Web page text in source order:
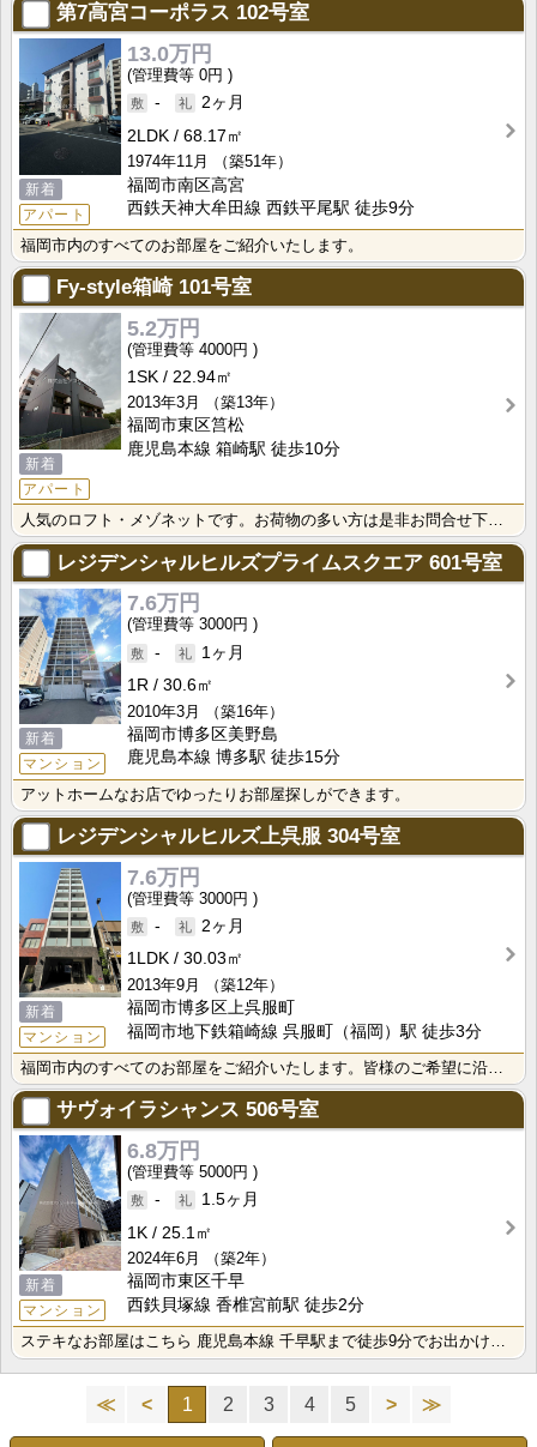
第7高宮コーポラス 102号室
新着
アパート
13.0万円
0円
-
2ヶ月
2LDK
68.17㎡
1974年11月
（築51年）
福岡市南区高宮
西鉄天神大牟田線 西鉄平尾駅 徒歩9分
福岡市内のすべてのお部屋をご紹介いたします。
Fy-style箱崎101号室
新着
アパート
5.2万円
4000円
1SK
22.94㎡
2013年3月
（築13年）
福岡市東区筥松
鹿児島本線 箱崎駅 徒歩10分
レジデンシャルヒルズプライムスクエア 601号室
新着
マンション
7.6万円
3000円
-
1ヶ月
1R
30.6㎡
2010年3月
（築16年）
福岡市博多区美野島
鹿児島本線 博多駅 徒歩15分
アットホームなお店でゆったりお部屋探しができます。
レジデンシャルヒルズ上呉服 304号室
新着
マンション
7.6万円
3000円
-
2ヶ月
1LDK
30.03㎡
2013年9月
（築12年）
福岡市博多区上呉服町
福岡市地下鉄箱崎線 呉服町（福岡）駅 徒歩3分
福岡市内のすべてのお部屋をご紹介いたします。皆様のご希望に沿う安心で快適な生活がスタートできる。そん･･･
サヴォイラシャンス 506号室
新着
マンション
6.8万円
5000円
-
1.5ヶ月
1K
25.1㎡
2024年6月
（築2年）
福岡市東区千早
西鉄貝塚線 香椎宮前駅 徒歩2分
ステキなお部屋はこちら 鹿児島本線 千早駅まで徒歩9分でお出かけにたいへん便利 生活に便利な福岡市東･･･
≪ < 1 2 3 4 5 > ≫